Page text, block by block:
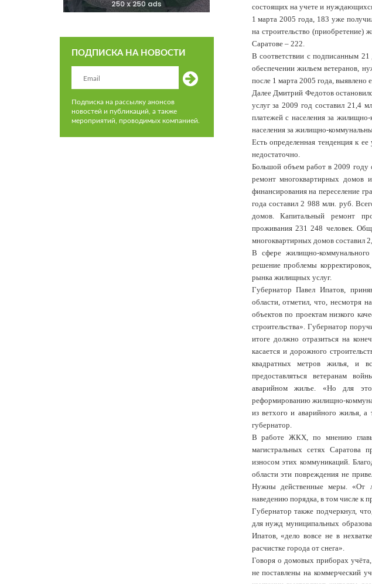
ПОДПИСКА НА НОВОСТИ
Подписка на рассылку анонсов
новостей и публикаций, а также
мероприятий, проводимых компанией.
состоящих на учете и
1 марта 2005 года, 183 уже
на строительство (приобретение)
Саратове – 222.
В соответствии с подписанным
обеспечении жильем ветеранов,
после 1 марта 2005 года,
Далее Дмитрий Федотов
услуг за 2009 год составил 21,4
платежей с населения за
населения за жилищно-
Есть определенная тенденция к
недостаточно.
Большой объем работ в 2009 году
ремонт многоквартирных домов
финансирования на переселение
года составил 2 988 млн. руб.
домов. Капитальный ремонт
проживания 231 248 человек.
многоквартирных домов составил
В сфере жилищно-
решение проблемы
рынка жилищных услуг.
Губернатор Павел Ипатов,
области, отметил, что, несмотря
объектов по проектам низкого
строительства». Губернатор
итоге должно отразиться на
касается и дорожного
квадратных метров жилья, и
предоставляться ветеранам
аварийном жилье. «Но для
реформированию жилищно-
из ветхого и аварийного жилья, а
губернатор.
В работе ЖКХ, по мнению
магистральных сетях Саратова
износом этих коммуникаций.
области эти повреждения не
Нужны действенные меры. «От
наведению порядка, в том числе к
Губернатор также подчеркнул,
для нужд муниципальных
Ипатов, «дело вовсе не в
расчистке города от снега».
Говоря о домовых приборах
не поставлены на коммерческий